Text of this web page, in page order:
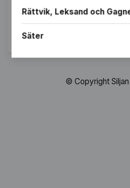
Rättvik, Leksand och
Säter
© Copyright